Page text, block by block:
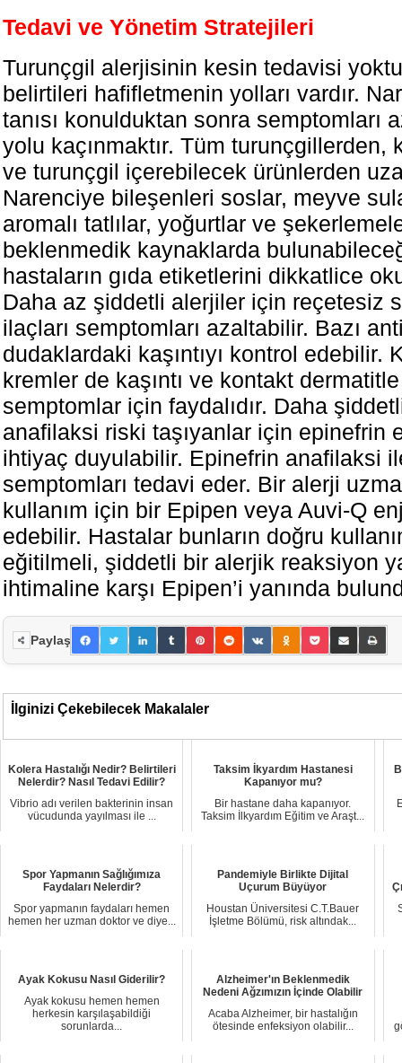
Tedavi ve Yönetim Stratejileri
Turunçgil alerjisinin kesin tedavisi
belirtileri hafifletmenin yolları vardır.
tanısı konulduktan sonra semptomları
yolu kaçınmaktır. Tüm turunçgillerden,
ve turunçgil içerebilecek ürünlerden
Narenciye bileşenleri soslar, meyve
aromalı tatlılar, yoğurtlar ve
beklenmedik kaynaklarda
hastaların gıda etiketlerini dikkatlice
Daha az şiddetli alerjiler için reçetesiz
ilaçları semptomları azaltabilir. Bazı
dudaklardaki kaşıntıyı kontrol edebilir.
kremler de kaşıntı ve kontakt
semptomlar için faydalıdır. Daha
anafilaksi riski taşıyanlar için epinefrin
ihtiyaç duyulabilir. Epinefrin anafilaksi
semptomları tedavi eder. Bir alerji
kullanım için bir Epipen veya Auvi-Q
edebilir. Hastalar bunların doğru
eğitilmeli, şiddetli bir alerjik reaksiyon
ihtimaline karşı Epipen’i yanında
Paylaş
İlginizi Çekebilecek Makalaler
Kolera Hastalığı Nedir? Belirtileri
Nelerdir? Nasıl Tedavi Edilir?
Vibrio adı verilen bakterinin insan
vücudunda yayılması ile ...
Taksim İkyardım Hastanesi
Kapanıyor mu?
Bir hastane daha kapanıyor.
Taksim İlkyardım Eğitim ve Araşt...
Spor Yapmanın Sağlığımıza
Faydaları Nelerdir?
Spor yapmanın faydaları hemen
hemen her uzman doktor ve diye...
Pandemiyle Birlikte Dijital
Uçurum Büyüyor
Houstan Üniversitesi C.T.Bauer
İşletme Bölümü, risk altındak...
Ayak Kokusu Nasıl Giderilir?
Ayak kokusu hemen hemen
herkesin karşılaşabildiği
sorunlarda...
Alzheimer'ın Beklenmedik
Nedeni Ağzımızın İçinde Olabilir
Acaba Alzheimer, bir hastalığın
ötesinde enfeksiyon olabilir...